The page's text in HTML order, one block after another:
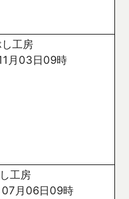
工房
月03日09時
工房
月06日09時